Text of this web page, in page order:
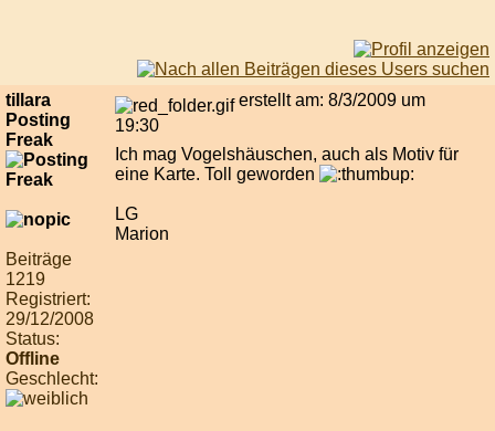
tillara
Posting
Freak
Beiträge
1219
Registriert:
29/12/2008
Status:
Offline
Geschlecht:
erstellt am: 8/3/2009 um
19:30
Ich mag Vogelshäuschen, auch als Motiv für
eine Karte. Toll geworden
LG
Marion